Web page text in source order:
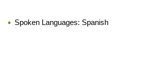
Spoken Languages: Spanish